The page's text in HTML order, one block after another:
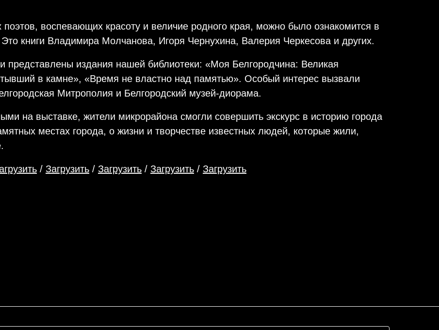
поэтов, воспевающих красоту и величие родного края, можно было ознакомится в
книги Владимира Молчанова, Игоря Чернухина, Валерия Черкесова и других.
представлены издания нашей библиотеки: «Моя Белгородчина: Великая
в камне», «Время не властно над памятью». Особый интерес вызвали
Митрополия и Белгородский музей-диорама.
на выставке, жители микрорайона смогли совершить экскурс в историю города
местах города, о жизни и творчестве известных людей, которые жили,
/ Загрузить / Загрузить / Загрузить / Загрузить